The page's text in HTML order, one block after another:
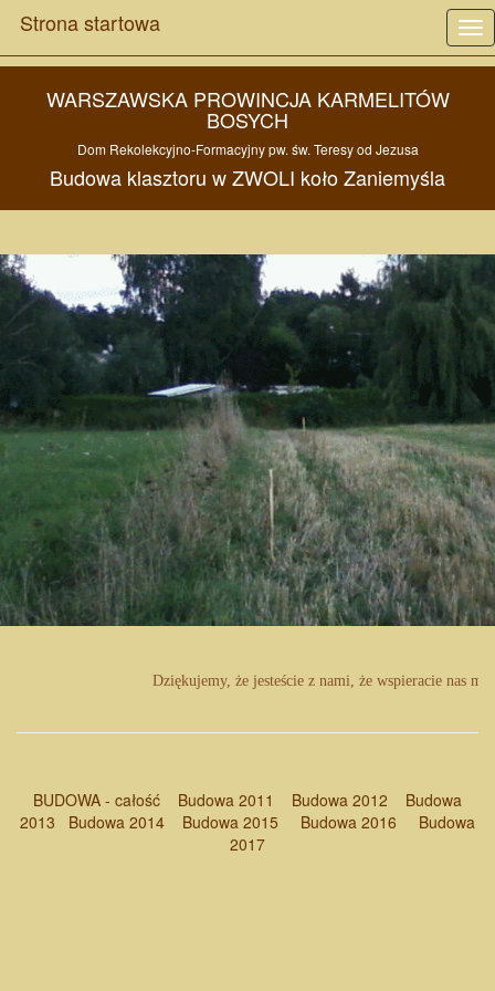
Strona startowa
WARSZAWSKA PROWINCJA KARMELITÓW
BOSYCH
Dom Rekolekcyjno-Formacyjny pw. św. Teresy od Jezusa
Budowa klasztoru wZWOLI kołoZaniemyśla
Dziękujemy, że jesteście z nami, że wspieracie nas
BUDOWA - całość Budowa 2011 Budowa 2012
Budowa
2013
Budowa 2014 Budowa 2015 Budowa 2016
Budowa
2017